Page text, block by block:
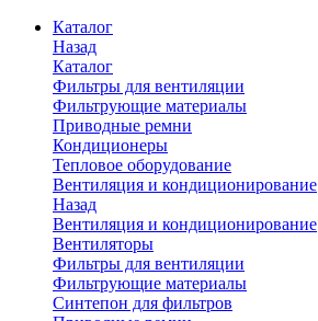
Каталог
Назад
Каталог
Фильтры для вентиляции
Фильтрующие материалы
Приводные ремни
Кондиционеры
Тепловое оборудование
Вентиляция и кондиционирование
Назад
Вентиляция и кондиционирование
Вентиляторы
Фильтры для вентиляции
Фильтрующие материалы
Синтепон для фильтров